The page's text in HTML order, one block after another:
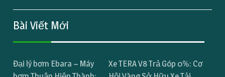
Bài Viết Mới
Đại lý bơm Ebara – Máy
Xe TERA V8 Trả Góp 0%: Cơ